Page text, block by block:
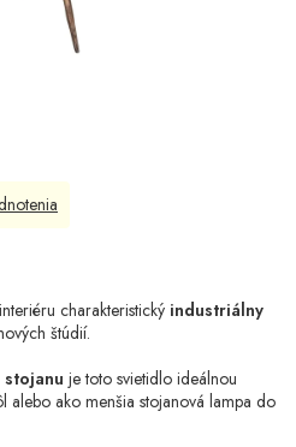
charakteristický industriálny
štúdií.
je toto svietidlo ideálnou
alebo ako menšia stojanová lampa do